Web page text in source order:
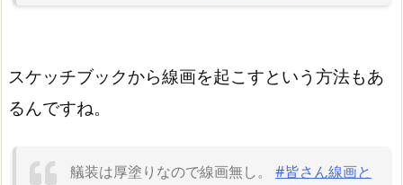
スケッチブックから線画を起こすという方法もあ
るんですね。
艤装は厚塗りなので線画無し。 #皆さん線画と